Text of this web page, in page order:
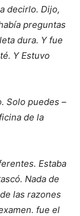
decirlo. Dijo,
preguntas
dura. Y fue
Y Estuvo
Solo puedes –
de la
Estaba
Nada de
las razones
fue el